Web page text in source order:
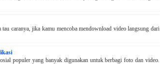
caranya, jika kamu mencoba mendownload video langsung dari
populer yang banyak digunakan untuk berbagi foto dan video.